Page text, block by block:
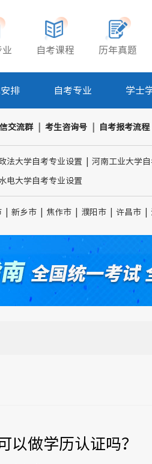
业 自考课程 历年真题
排 自考专业 学士
交流群 考生咨询号 自考报考流程
法大学自考专业设置 河南工业大学
电大学自考专业设置
新乡市 焦作市 濮阳市 许昌市
以做学历认证吗？